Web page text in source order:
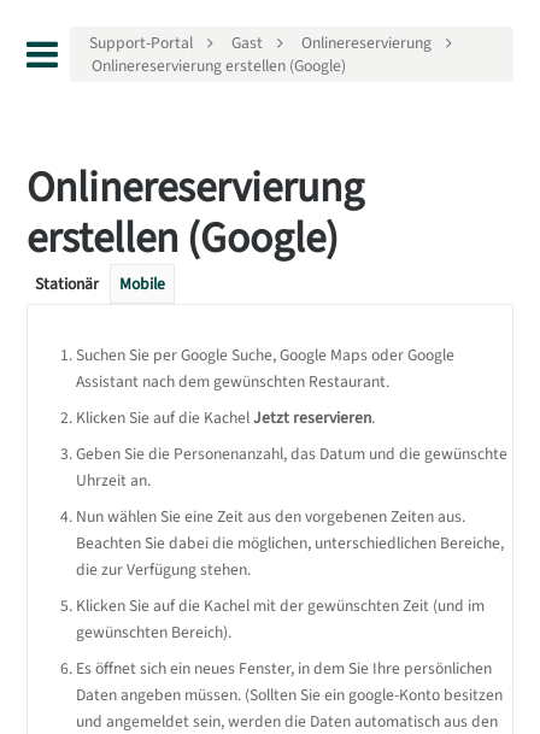
Support-Portal Gast
Onlinereservierung
Onlinereservierung erstellen (Google)
Onlinereservierung
erstellen (Google)
Stationär Mobile
Suchen Sie per Google Suche, Google Maps oder Google
Assistant nach dem gewünschten Restaurant.
Klicken Sie auf die KachelJetzt reservieren.
Geben Sie die Personenanzahl, das Datum und die gewünschte
Uhrzeit an.
Nun wählen Sie eine Zeit aus den vorgebenen Zeiten aus.
Beachten Sie dabei die möglichen, unterschiedlichen Bereiche,
die zur Verfügung stehen.
Klicken Sie auf die Kachel mit der gewünschten Zeit (und im
gewünschten Bereich).
Es öffnet sich ein neues Fenster, in dem Sie Ihre persönlichen
Daten angeben müssen. (Sollten Sie ein google-Konto besitzen
und angemeldet sein, werden die Daten automatisch aus den